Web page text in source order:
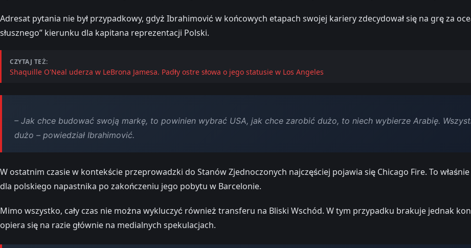
Adresat pytania nie był przypadkowy, gdyż Ibrahimović w końcowych etapach swojej kariery zdecydował się na grę za
słusznego” kierunku dla kapitana reprezentacji Polski.
CZYTAJ TEŻ:
Shaquille O'Neal uderza w LeBrona Jamesa. Padły ostre słowa o jego statusie w Los Angeles
– Jak chce budować swoją markę, to powinien wybrać USA, jak chce zarobić dużo, to niech wybierze Arabię.
dużo – powiedział Ibrahimović.
W ostatnim czasie w kontekście przeprowadzki do Stanów Zjednoczonych najczęściej pojawia się Chicago Fire. To
dla polskiego napastnika po zakończeniu jego pobytu w Barcelonie.
Mimo wszystko, cały czas nie można wykluczyć również transferu na Bliski Wschód. W tym przypadku brakuje jednak
opiera się na razie głównie na medialnych spekulacjach.